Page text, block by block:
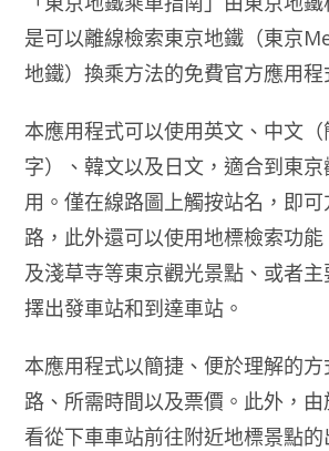
是可以離線檢索東京地鐵（東京
地鐵）換乘方法的免費官方應用程
本應用程式可以使用英文、中文
字）、韓文以及日文，適合到東
用。僅在線路圖上觸按站名，即
路，此外還可以使用地標檢索功
及淺草寺等東京觀光景點、或者
擇出發車站和到達車站。
本應用程式以簡捷、便於理解的
路、所需時間以及票價。此外，
看從下車車站前往附近地標景點